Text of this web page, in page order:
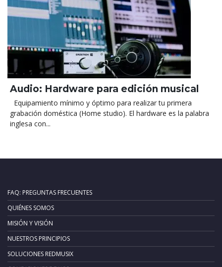
Audio: Hardware para edición musical
Equipamiento mínimo y óptimo para realizar tu primera
grabación doméstica (Home studio). El hardware es la palabra
inglesa con...
FAQ: PREGUNTAS FRECUENTES
QUIÉNES SOMOS
MISIÓN Y VISIÓN
NUESTROS PRINCIPIOS
SOLUCIONES REDMUSIX